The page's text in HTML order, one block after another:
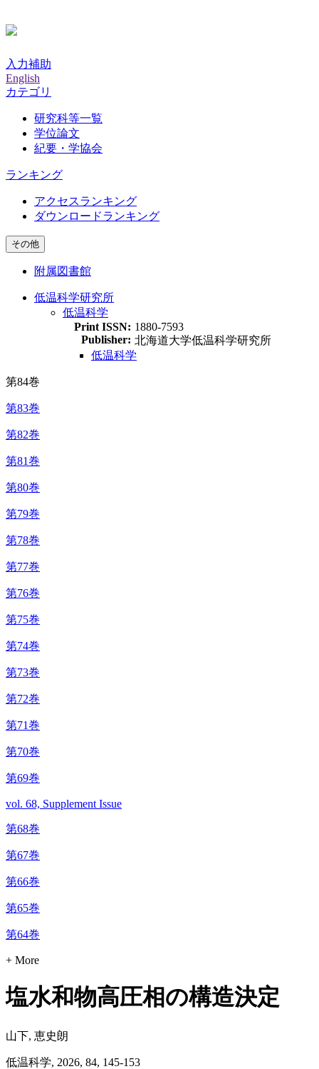
入力補助
English
カテゴリ
研究科等一覧
学位論文
紀要・学協会
ランキング
アクセスランキング
ダウンロードランキング
その他
附属図書館
低温科学研究所
低温科学
Print ISSN: 1880-7593
Publisher: 北海道大学低温科学研究所
低温科学
第84巻
第83巻
第82巻
第81巻
第80巻
第79巻
第78巻
第77巻
第76巻
第75巻
第74巻
第73巻
第72巻
第71巻
第70巻
第69巻
vol. 68, Supplement Issue
第68巻
第67巻
第66巻
第65巻
第64巻
+ More
塩水和物高圧相の構造決定
山下, 恵史朗
低温科学, 2026, 84, 145-153